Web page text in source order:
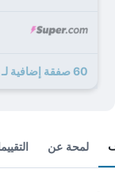
60 صفقة إضافية لـ وايكولوي بيتش ماريوت ريزورت آند سبا
لمحة عن